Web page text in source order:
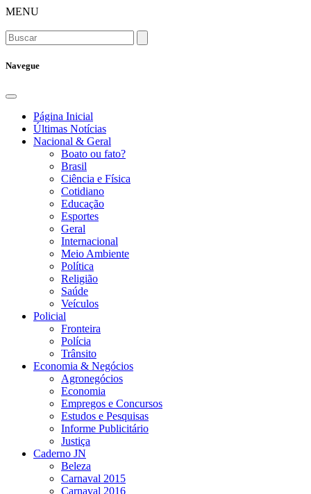
MENU
Navegue
Página Inicial
Últimas Notícias
Nacional & Geral
Boato ou fato?
Brasil
Ciência e Física
Cotidiano
Educação
Esportes
Geral
Internacional
Meio Ambiente
Política
Religião
Saúde
Veículos
Policial
Fronteira
Polícia
Trânsito
Economia & Negócios
Agronegócios
Economia
Empregos e Concursos
Estudos e Pesquisas
Informe Publicitário
Justiça
Caderno JN
Beleza
Carnaval 2015
Carnaval 2016